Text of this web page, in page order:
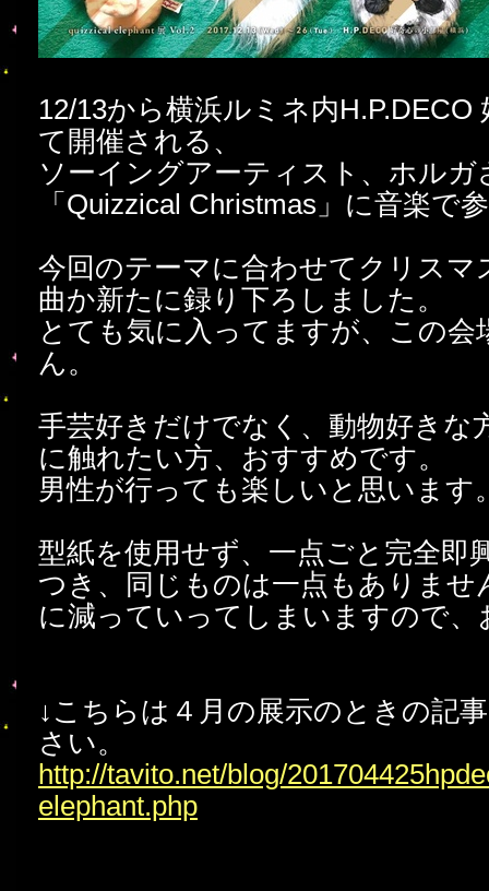
12/13から横浜ルミネ内H.P.DECO
て開催される、
ソーイングアーティスト、ホルガ
「Quizzical Christmas」に音楽で
今回のテーマに合わせてクリスマ
曲か新たに録り下ろしました。
とても気に入ってますが、この会
ん。
手芸好きだけでなく、動物好きな
に触れたい方、おすすめです。
男性が行っても楽しいと思います
型紙を使用せず、一点ごと完全即
つき、同じものは一点もありませ
に減っていってしまいますので、
↓こちらは４月の展示のときの記
さい。
http://tavito.net/blog/
elephant.php